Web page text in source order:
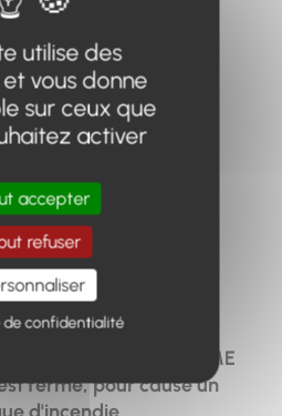
Dénivelé
625m
Durée
difficile
DE RANDONNÉE FERME
fermé, pour cause un
d'incendie
utilise des
vous donne
sur ceux que
activer
accepter
refuser
de confidentialité